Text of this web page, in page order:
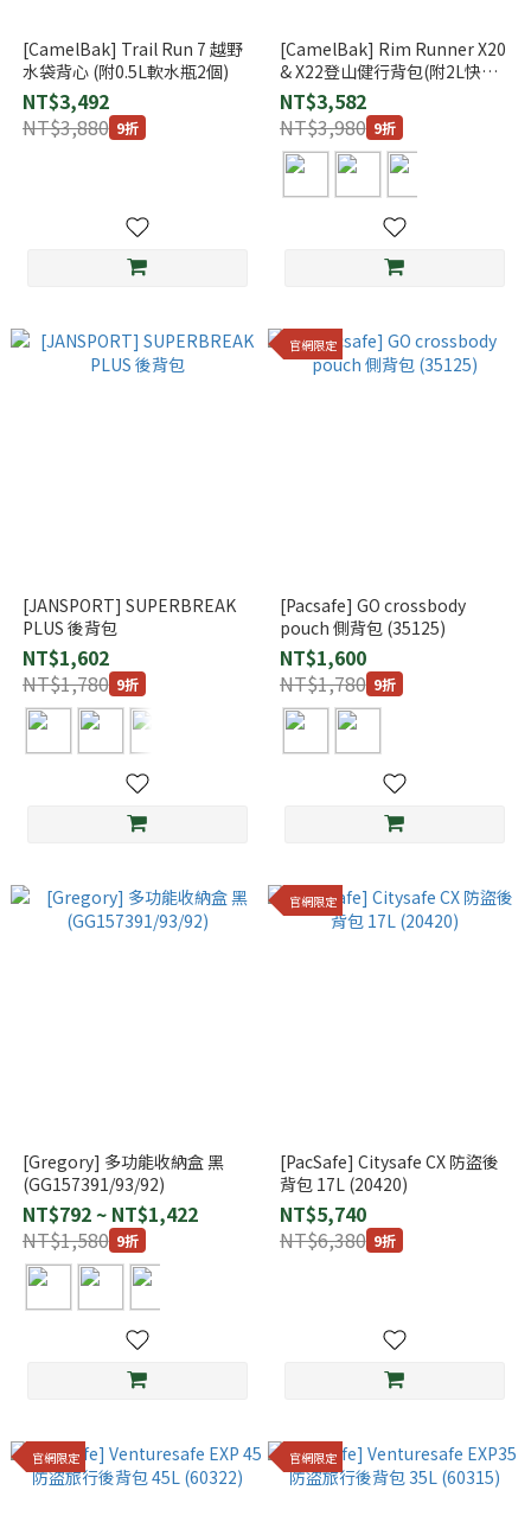
[CamelBak] Trail Run 7 越野
水袋背心 (附0.5L軟水瓶2個)
NT$3,492
NT$3,880 9折
[CamelBak] Rim Runner X20
& X22登山健行背包(附2L快拆
水袋)
NT$3,582
NT$3,980 9折
[JANSPORT] SUPERBREAK
PLUS 後背包
NT$1,602
NT$1,780 9折
官網限定
[Pacsafe] GO crossbody
pouch 側背包 (35125)
NT$1,600
NT$1,780 9折
[Gregory] 多功能收納盒 黑
(GG157391/93/92)
NT$792 ~ NT$1,422
NT$1,580 9折
官網限定
[PacSafe] Citysafe CX 防盜後
背包 17L (20420)
NT$5,740
NT$6,380 9折
官網限定 官網限定